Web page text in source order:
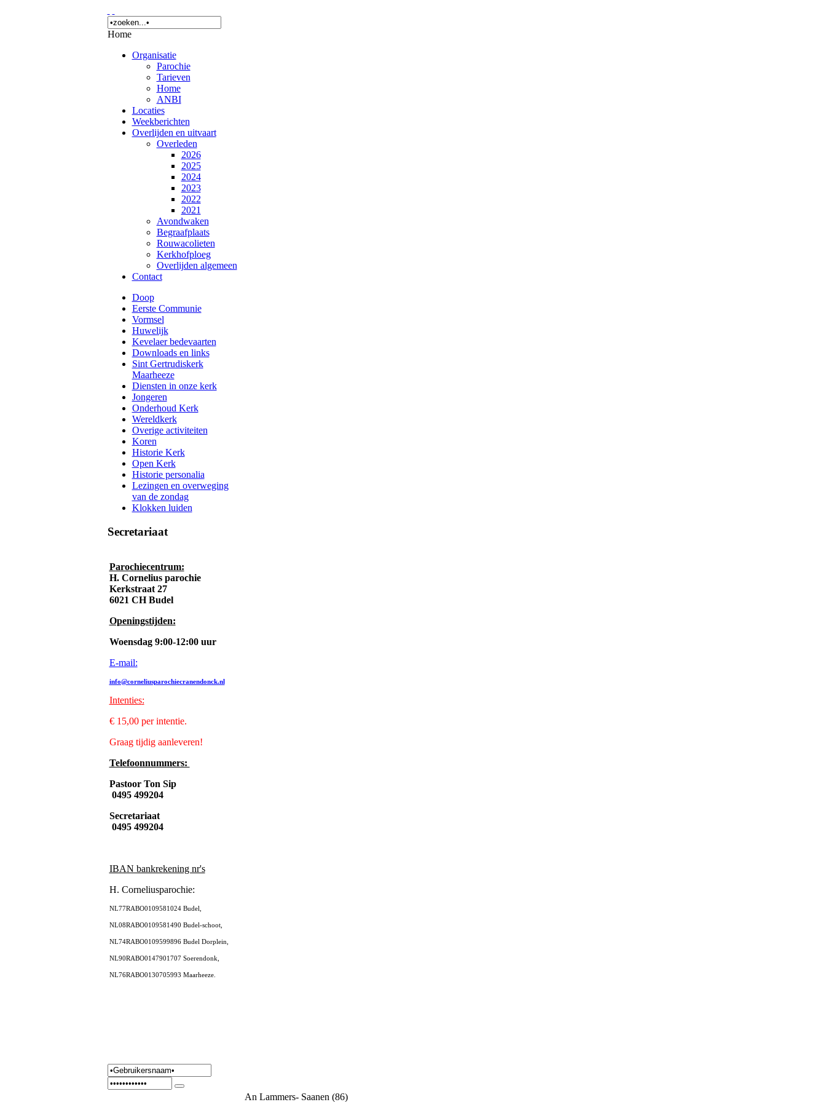
Home
Organisatie
Parochie
Tarieven
Home
ANBI
Locaties
Weekberichten
Overlijden en uitvaart
Overleden
2026
2025
2024
2023
2022
2021
Avondwaken
Begraafplaats
Rouwacolieten
Kerkhofploeg
Overlijden algemeen
Contact
Doop
Eerste Communie
Vormsel
Huwelijk
Kevelaer bedevaarten
Downloads en links
Sint Gertrudiskerk
Maarheeze
Diensten in onze kerk
Jongeren
Onderhoud Kerk
Wereldkerk
Overige activiteiten
Koren
Historie Kerk
Open Kerk
Historie personalia
Lezingen en overweging
van de zondag
Klokken luiden
Secretariaat
Parochiecentrum:
H. Cornelius parochie
Kerkstraat 27
6021 CH Budel
Openingstijden:
Woensdag 9:00-12:00 uur
E-mail:
info@corneliusparochiecranendonck.nl
Intenties:
€ 15,00 per intentie.
Graag tijdig aanleveren!
Telefoonnummers:
Pastoor Ton Sip
0495 499204
Secretariaat
0495 499204
IBAN bankrekening nr's
H. Corneliusparochie:
NL77RABO0109581024 Budel,
NL08RABO0109581490 Budel-schoot,
NL74RABO0109599896 Budel Dorplein,
NL90RABO0147901707 Soerendonk,
NL76RABO0130705993 Maarheeze.
An Lammers- Saanen (86)